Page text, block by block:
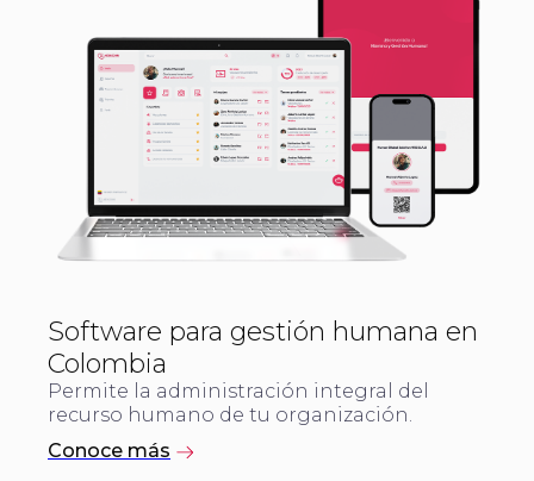
Software para gestión humana en
Colombia
Permite la administración integral del
recurso humano de tu organización.
Conoce más